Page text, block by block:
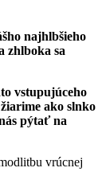
najhlbšieho
zhlboka sa
vstupujúceho
ako slnko
pýtať na
vrúcnej